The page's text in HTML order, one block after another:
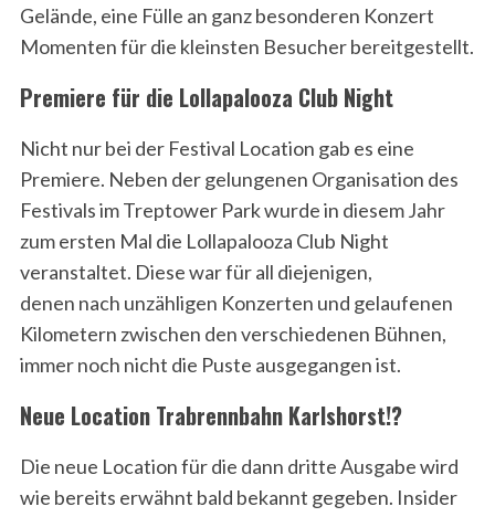
Gelände, eine Fülle an ganz besonderen Konzert
Momenten für die kleinsten Besucher bereitgestellt.
Premiere für die Lollapalooza Club Night
Nicht nur bei der Festival Location gab es eine
Premiere. Neben der gelungenen Organisation des
Festivals im Treptower Park wurde in diesem Jahr
zum ersten Mal die Lollapalooza Club Night
veranstaltet. Diese war für all diejenigen,
denen nach unzähligen Konzerten und gelaufenen
Kilometern zwischen den verschiedenen Bühnen,
immer noch nicht die Puste ausgegangen ist.
Neue Location Trabrennbahn Karlshorst!?
Die neue Location für die dann dritte Ausgabe wird
wie bereits erwähnt bald bekannt gegeben. Insider